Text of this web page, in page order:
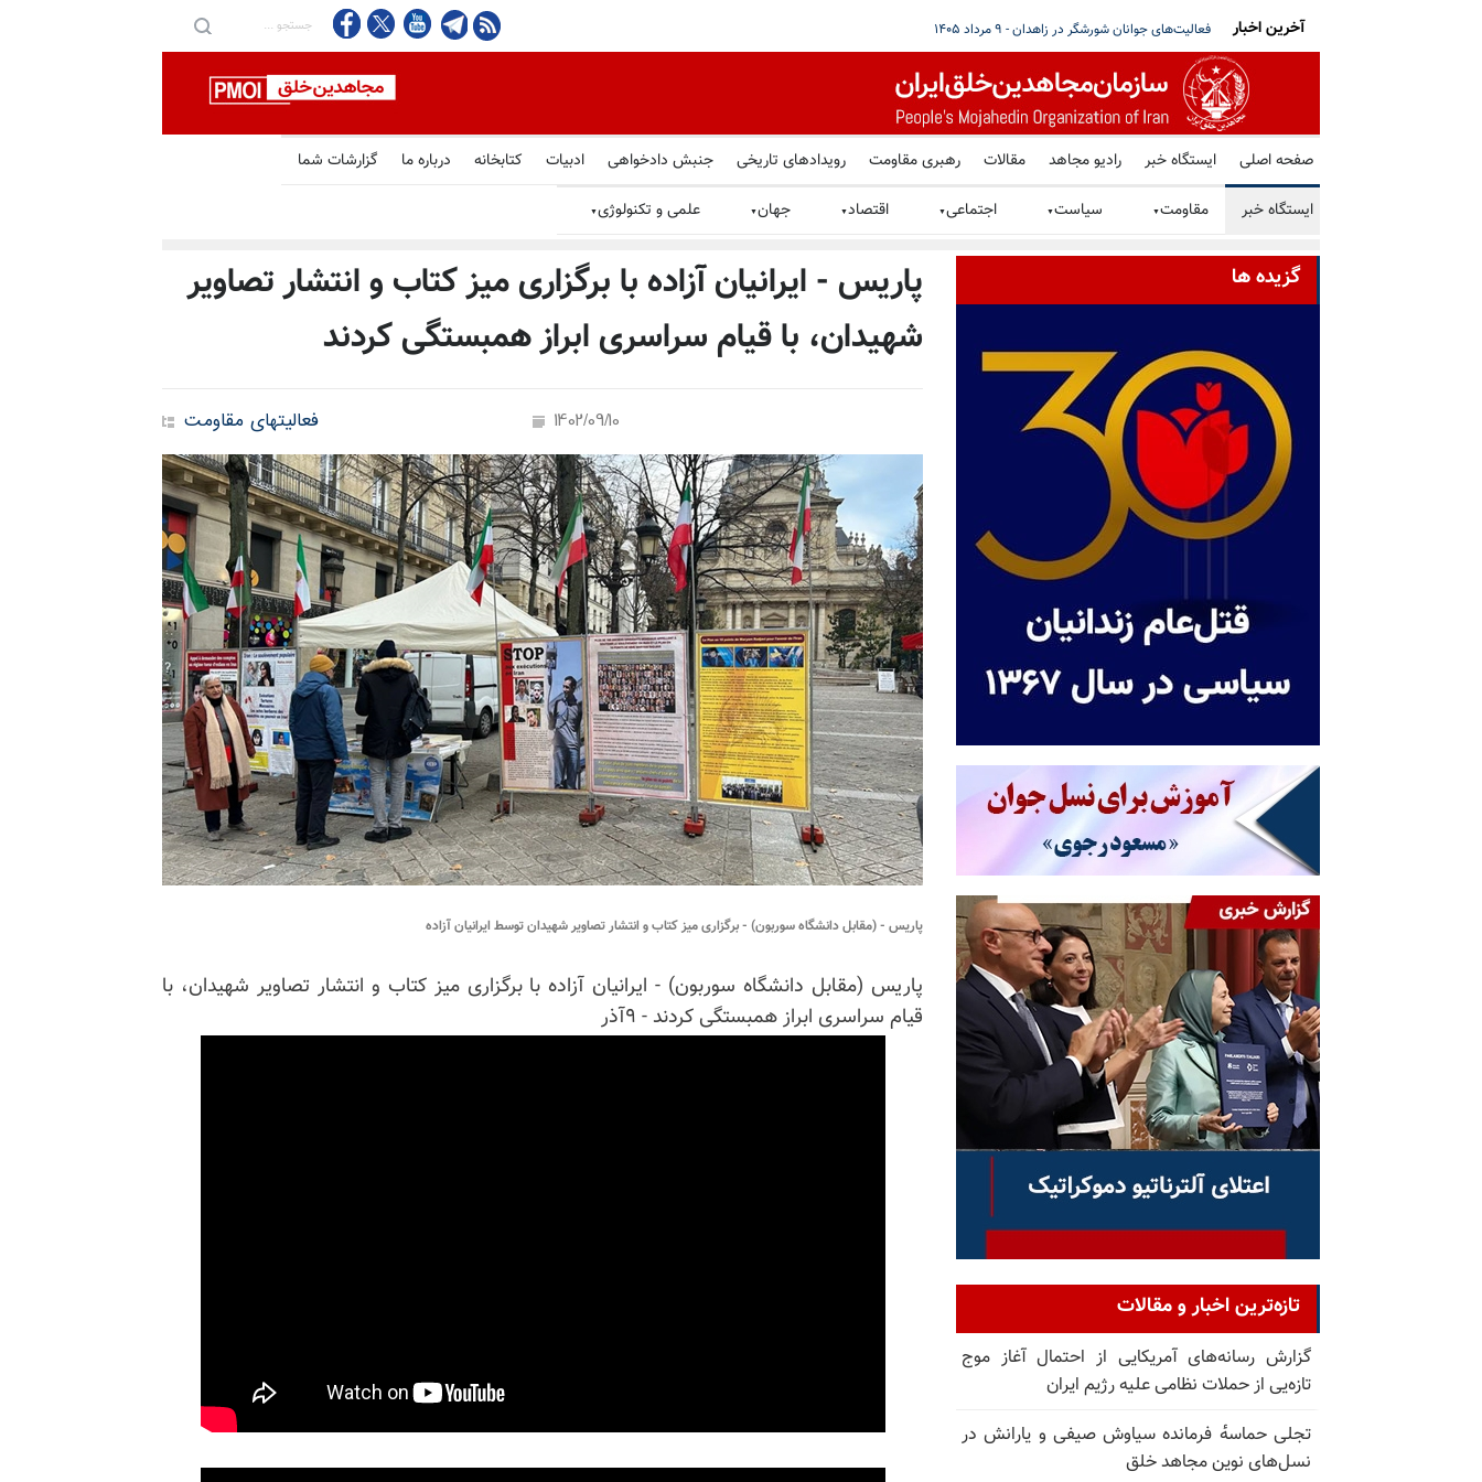
میز کتاب هواداران مجاهدین و نمایشگاه عکس مجاهدین و شورشگران اعدامی در پاریس پیش می‌رود؛ در نهایت عقب‌نشینی خواهند کرد
آخرین اخبار
صفحه اصلی ایستگاه خبر رادیو مجاهد مقالات رهبری مقاومت رویدادهای تاریخی جنبش دادخواهی ادبیات کتابخانه درباره ما گزارشات شما
ایستگاه خبر مقاومت▼ سیاست▼ اجتماعی▼ اقتصاد▼ جهان▼ علمی و تکنولوژی▼
پاریس - ایرانیان آزاده با برگزاری میز کتاب و انتشار تصاویر
شهیدان، با قیام سراسری ابراز همبستگی کردند
فعالیتهای مقاومت 1402/09/10
پاریس - (مقابل دانشگاه سوربون) - برگزاری میز کتاب و انتشار تصاویر شهیدان توسط ایرانیان آزاده
پاریس (مقابل دانشگاه سوربون) - ایرانیان آزاده با برگزاری میز کتاب و انتشار تصاویر شهیدان، با
قیام سراسری ابراز همبستگی کردند - ۹آذر
گزیده ها
تازه‌ترین اخبار و مقالات
گزارش رسانه‌های آمریکایی از احتمال آغاز موج
تازه‌یی از حملات نظامی علیه رژیم ایران
تجلی حماسه‌ٔ فرمانده سیاوش صیفی و یارانش در
نسل‌های نوین مجاهد خلق